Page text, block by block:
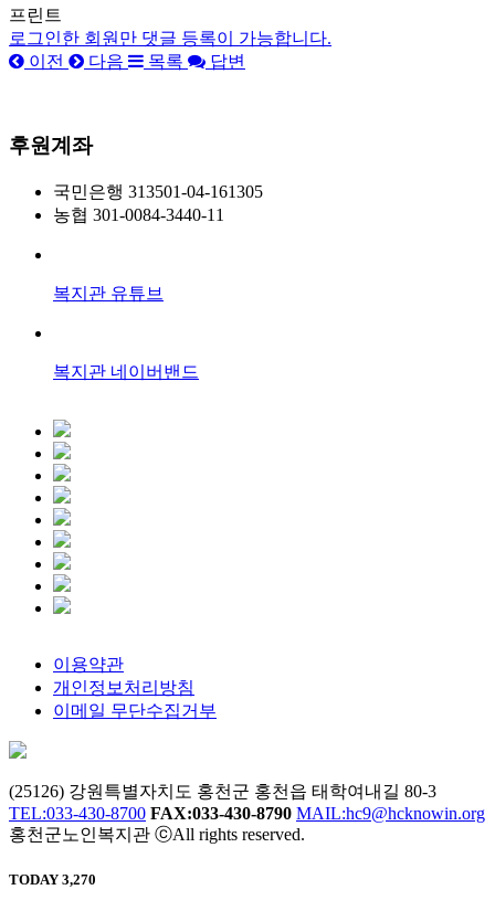
프린트
로그인한 회원만 댓글 등록이 가능합니다.
이전
다음 목록 답변
후원계좌
국민은행 313501-04-161305
농협 301-0084-3440-11
복지관 유튜브
복지관 네이버밴드
이용약관
개인정보처리방침
이메일 무단수집거부
(25126) 강원특별자치도 홍천군 홍천읍 태학여내길 80-3
TEL:033-430-8700 FAX:033-430-8790 MAIL:hc9@hcknowin.org
홍천군노인복지관 ⓒAll rights reserved.
TODAY 3,270